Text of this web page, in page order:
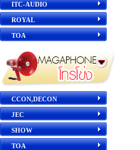
ITC-AUDIO
ROYAL
TOA
CCON,DECON
JEC
SHOW
TOA